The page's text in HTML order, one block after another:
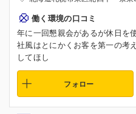
働く環境の口コミ
年に一回懇親会があるが休日を
社風はとにかくお客を第一の考
してほし
フォロー